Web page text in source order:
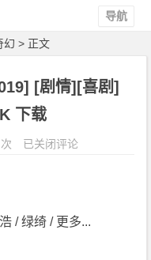
导航
幻 > 正文
[剧情][喜剧]
下载
《哪
魔
已关闭评论
/ 绿绮 / 更多...